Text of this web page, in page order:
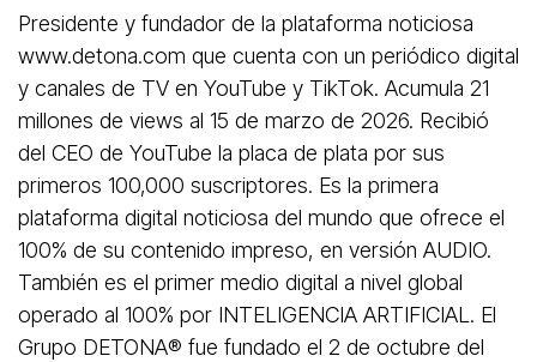
Presidente y fundador de la plataforma noticiosa
www.detona.com que cuenta con un periódico digital
y canales de TV en YouTube y TikTok. Acumula 21
millones de views al 15 de marzo de 2026. Recibió
del CEO de YouTube la placa de plata por sus
primeros 100,000 suscriptores. Es la primera
plataforma digital noticiosa del mundo que ofrece el
100% de su contenido impreso, en versión AUDIO.
También es el primer medio digital a nivel global
operado al 100% por INTELIGENCIA ARTIFICIAL. El
Grupo DETONA®️ fue fundado el 2 de octubre del